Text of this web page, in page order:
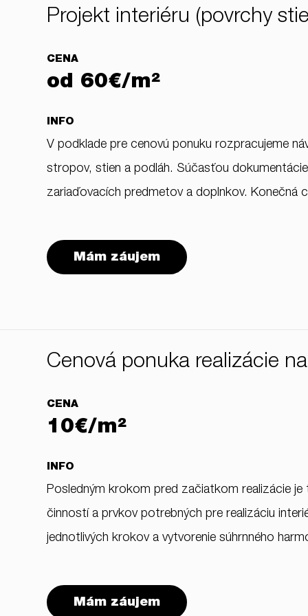
Projekt interiéru (povrchy
CENA
od 60€/m²
INFO
V podklade pre cenovú ponuku rozpracujeme
stropov, stien a podláh. Súčasťou
zariaďovacích predmetov a doplnkov. Konečná
Mám záujem
Cenová ponuka realizácie
CENA
10€/m²
INFO
Posledným krokom pred začiatkom realizácie
činností a prvkov potrebných pre realizáciu
jednotlivých krokov a vytvorenie súhrnného
Mám záujem